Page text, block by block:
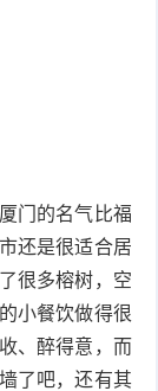
门的名气比福
还是很适合居
很多榕树，空
小餐饮做得很
、醉得意，而
了吧，还有其